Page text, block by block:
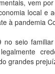
vem
local e
à pandemia
seio
grandes